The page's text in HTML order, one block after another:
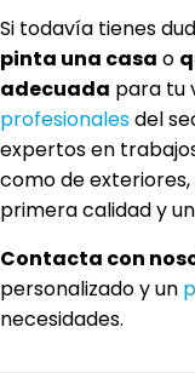
Si todavía tienes
pinta una casa o
adecuada para tu
profesionalesdel
expertos en
como de
primera calidad y
Contacta con
personalizado y un
necesidades.